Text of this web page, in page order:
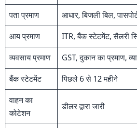
पता प्रमाण
आधार, बिजली बिल,
आय प्रमाण
ITR, बैंक स्टेटमेंट, सैलरी
व्यवसाय प्रमाण
GST, दुकान का प्रमाण,
बैंक स्टेटमेंट
पिछले 6 से 12 महीने
वाहन का
कोटेशन
डीलर द्वारा जारी